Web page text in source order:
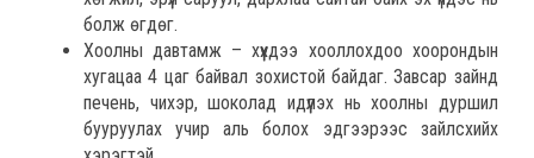
болж өгдөг.
Хоолны давтамж – хүүхдээ хооллохдоо хоорондын
хугацаа 4 цаг байвал зохистой байдаг. Завсар зайнд
печень, чихэр, шоколад идүүлэх нь хоолны дуршил
бууруулах учир аль болох эдгээрээс зайлсхийх